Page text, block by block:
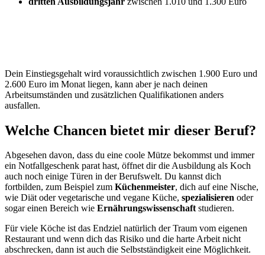
Dein Einstiegsgehalt wird voraussichtlich zwischen 1.900 Euro und
2.600 Euro im Monat liegen, kann aber je nach deinen
Arbeitsumständen und zusätzlichen Qualifikationen anders
ausfallen.
Welche Chancen bietet mir dieser Beruf?
Abgesehen davon, dass du eine coole Mütze bekommst und immer
ein Notfallgeschenk parat hast, öffnet dir die Ausbildung als Koch
auch noch einige Türen in der Berufswelt. Du kannst dich
fortbilden, zum Beispiel zum Küchenmeister, dich auf eine Nische,
wie Diät oder vegetarische und vegane Küche, spezialisieren oder
sogar einen Bereich wie Ernährungswissenschaftstudieren.
Für viele Köche ist das Endziel natürlich der Traum vom eigenen
Restaurant und wenn dich das Risiko und die harte Arbeit nicht
abschrecken, dann ist auch die Selbstständigkeit eine Möglichkeit.